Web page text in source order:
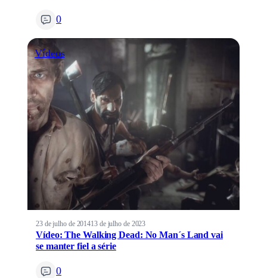
0
Vídeos
23 de julho de 201413 de julho de 2023
Vídeo: The Walking Dead: No Man´s Land vai
se manter fiel a série
0